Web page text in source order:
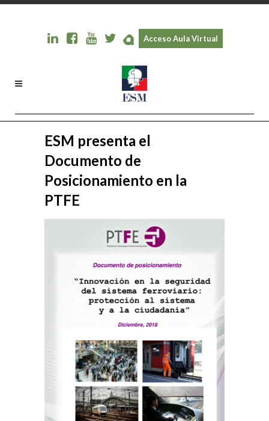
Acceso Aula Virtual
ESM presenta el
Documento de
Posicionamiento en la
PTFE